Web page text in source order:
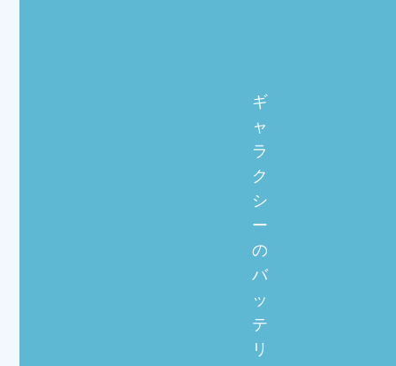
ギ
ャ
ラ
ク
シ
ー
の
バ
ッ
テ
リ